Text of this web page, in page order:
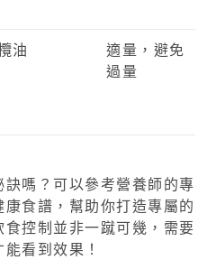
油
適量，避免
過量
嗎？可以參考營養師的專
食譜，幫助你打造專屬的
食控制並非一蹴可幾，需要
看到效果！